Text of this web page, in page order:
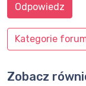
Kategorie
Odpowiedz
Zobacz